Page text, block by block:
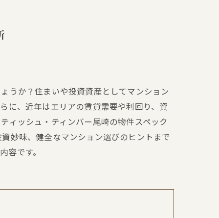
うか？住まいや投資資産としてマンション
に、近年はエリアの賃貸需要や利回り、資
ィッシュ・ティンバー尾崎の物件スペック
妙味、健全なマンション選びのヒントまで
容です。